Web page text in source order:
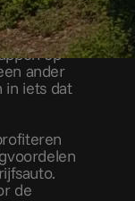
pick-up heb
op
ander
in iets dat
de